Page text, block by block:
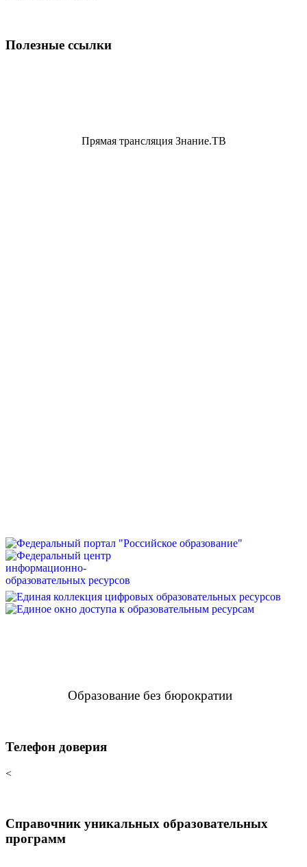
Полезные ссылки
Прямая трансляция Знание.ТВ
Образование без бюрократии
Телефон доверия
<
Справочник уникальных образовательных
программ